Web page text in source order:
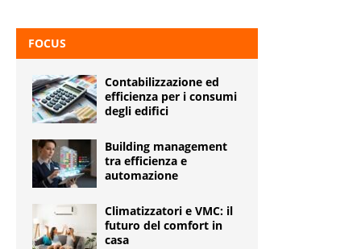
FOCUS
Contabilizzazione ed
efficienza per i consumi
degli edifici
Building management
tra efficienza e
automazione
Climatizzatori e VMC: il
futuro del comfort in
casa